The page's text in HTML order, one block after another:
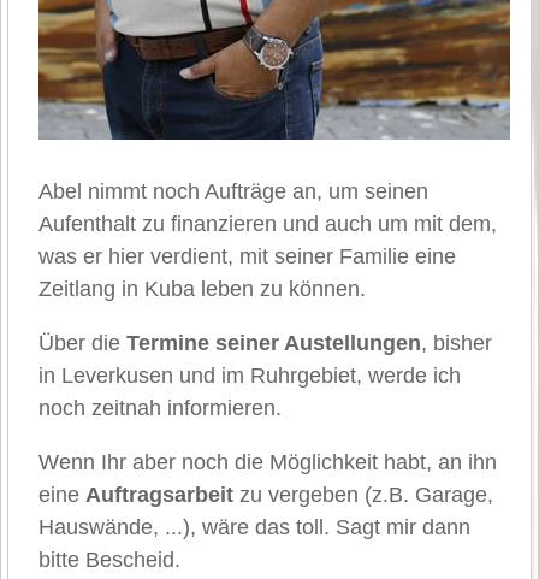
Abel nimmt noch Aufträge an, um seinen
Aufenthalt zu finanzieren und auch um mit dem,
was er hier verdient, mit seiner Familie eine
Zeitlang in Kuba leben zu können.
Über dieTermine seiner Austellungen, bisher
in Leverkusen und im Ruhrgebiet, werde ich
noch zeitnah informieren.
Wenn Ihr aber noch die Möglichkeit habt, an ihn
eineAuftragsarbeit zu vergeben (z.B. Garage,
Hauswände, ...), wäre das toll. Sagt mir dann
bitte Bescheid.